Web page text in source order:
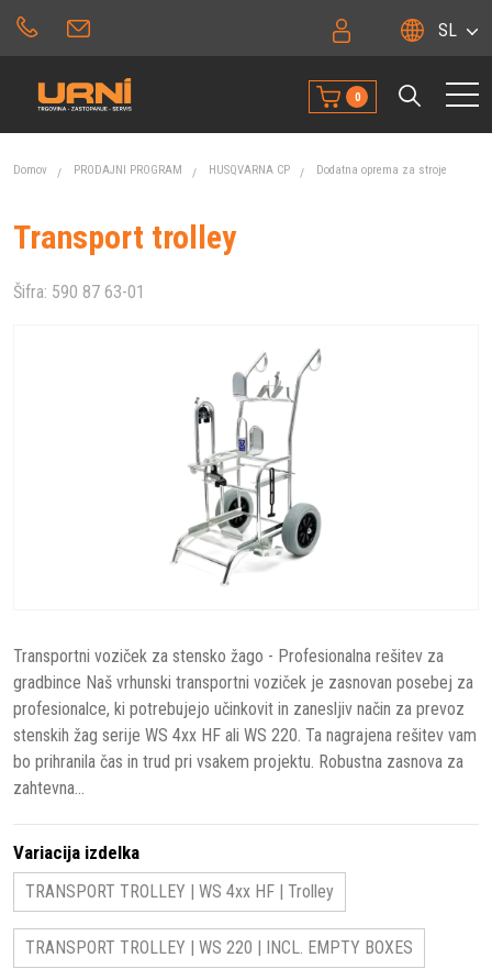
SL
0
Domov PRODAJNI PROGRAM HUSQVARNA CP Dodatna oprema za stroje
Transport trolley
Šifra: 590 87 63-01
Transportni voziček za stensko žago - Profesionalna rešitev za
gradbince Naš vrhunski transportni voziček je zasnovan posebej za
profesionalce, ki potrebujejo učinkovit in zanesljiv način za prevoz
stenskih žag serije WS 4xx HF ali WS 220. Ta nagrajena rešitev vam
bo prihranila čas in trud pri vsakem projektu. Robustna zasnova za
zahtevna...
Variacija izdelka
TRANSPORT TROLLEY | WS 4xx HF | Trolley
TRANSPORT TROLLEY | WS 220 | INCL. EMPTY BOXES